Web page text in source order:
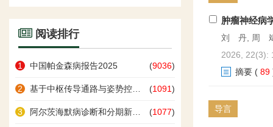
阅读排行
1 中国帕金森病报告2025 (9036)
2 基于中枢传导通路与姿势控制理论的神经调控诊疗技术的基本原理及临床应用 (1091)
3 阿尔茨海默病诊断和分期新标准：生物标志物引领的精准医疗时代 (1077)
肿瘤神经病
刘 丹, 周
2026, 22(3):
摘要 ( 89
导言